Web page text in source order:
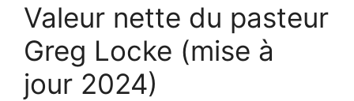
Valeur nette du pasteur
Greg Locke (mise à
jour 2024)